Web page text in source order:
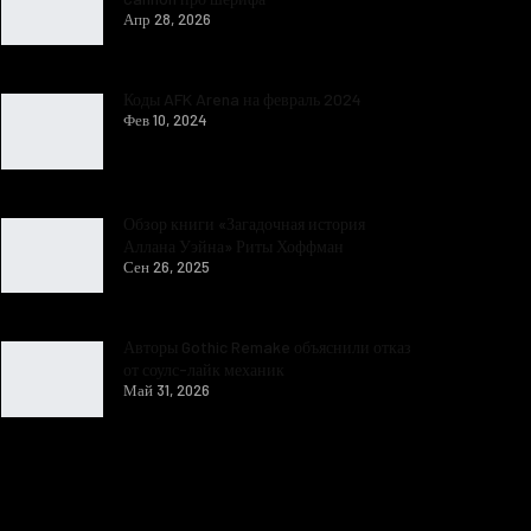
Апр 28, 2026
Фев 10, 2024
Сен 26, 2025
Май 31, 2026